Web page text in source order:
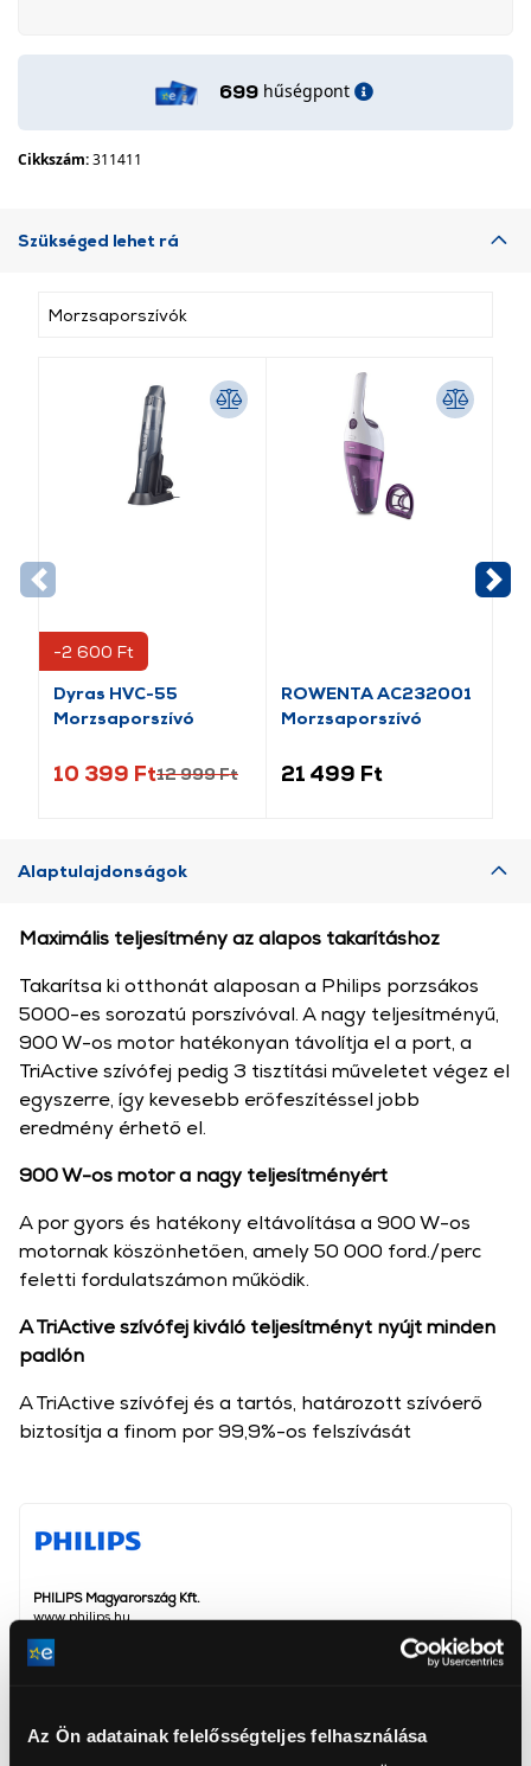
Az Ön adatainak felelősségteljes felhasználása
699 hűségpont
Cikkszám:311411
Szükséged lehet rá
Morzsaporszívók
-2 600 Ft
Dyras HVC-55
Morzsaporszívó
10 399 Ft12 999 Ft
ROWENTA AC232001
Morzsaporszívó
21 499 Ft
Alaptulajdonságok
PHILIPS Magyarország Kft.
www.philips.hu
1117, Budapest, Alíz utca 3.
Teleszkópos cső
Igen
Maximális teljesítmény az alapos takarításhoz
Takarítsa ki otthonát alaposan a Philips porzsákos
5000-es sorozatú porszívóval. A nagy teljesítményű,
900 W-os motor hatékonyan távolítja el a port, a
TriActive szívófej pedig 3 tisztítási műveletet végez el
egyszerre, így kevesebb erőfeszítéssel jobb
eredmény érhető el.
900 W-os motor a nagy teljesítményért
A por gyors és hatékony eltávolítása a 900 W-os
motornak köszönhetően, amely 50 000 ford./perc
feletti fordulatszámon működik.
A TriActive szívófej kiváló teljesítményt nyújt minden
padlón
A TriActive szívófej és a tartós, határozott szívóerő
biztosítja a finom por 99,9%-os felszívását